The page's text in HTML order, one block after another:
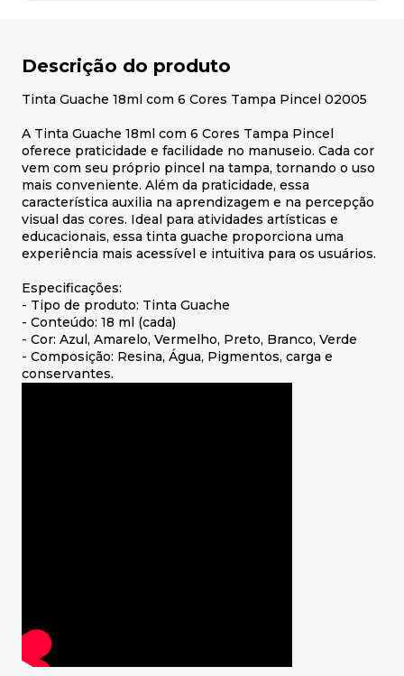
Descrição do produto
Tinta Guache 18ml com 6 Cores Tampa Pincel 02005
A Tinta Guache 18ml com 6 Cores Tampa Pincel
oferece praticidade e facilidade no manuseio. Cada cor
vem com seu próprio pincel na tampa, tornando o uso
mais conveniente. Além da praticidade, essa
característica auxilia na aprendizagem e na percepção
visual das cores. Ideal para atividades artísticas e
educacionais, essa tinta guache proporciona uma
experiência mais acessível e intuitiva para os usuários.
Especificações:
- Tipo de produto: Tinta Guache
- Conteúdo: 18 ml (cada)
- Cor: Azul, Amarelo, Vermelho, Preto, Branco, Verde
- Composição: Resina, Água, Pigmentos, carga e
conservantes.